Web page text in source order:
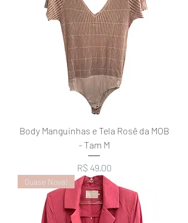
Body Manguinhas e Tela Rosê da MOB
- Tam M
Preço
R$ 49,00
Quase Nova!